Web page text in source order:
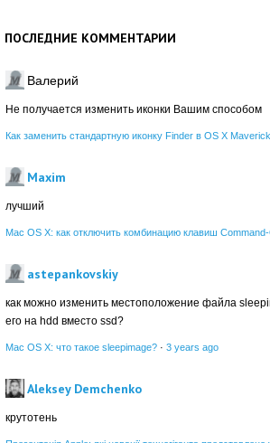
ПОСЛЕДНИЕ КОММЕНТАРИИ
Валерий
Не получается изменить иконки Вашим способом
Как заменить стандартную иконку Finder в OS X
Maxim
лучший
Mac OS X: как отключить комбинацию клавиш
astepankovskiy
как можно изменить местоположение файла
его на hdd вместо ssd?
Mac OS X: что такое sleepimage? · 3 years ago
Aleksey Demchenko
крутотень